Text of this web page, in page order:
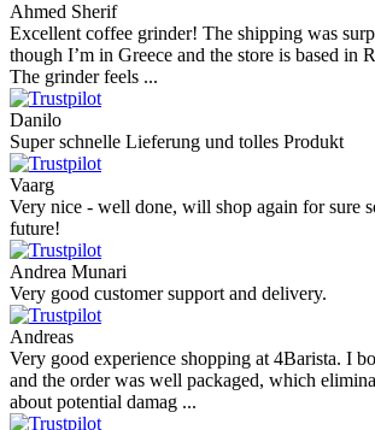
Ahmed Sherif
Excellent coffee grinder! The shipping was
though I’m in Greece and the store is based in
The grinder feels ...
Danilo
Super schnelle Lieferung und tolles Produkt
Vaarg
Very nice - well done, will shop again for sure
future!
Andrea Munari
Very good customer support and delivery.
Andreas
Very good experience shopping at 4Barista. I
and the order was well packaged, which
about potential damag ...